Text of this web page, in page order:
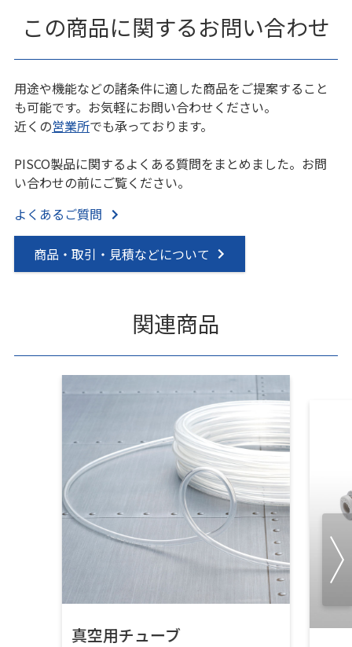
この商品に関するお問い合わせ
用途や機能などの諸条件に適した商品をご提案すること
も可能です。お気軽にお問い合わせください。
近くの営業所でも承っております。
PISCO製品に関するよくある質問をまとめました。お問
い合わせの前にご覧ください。
よくあるご質問
商品・取引・見積などについて
関連商品
真空用チューブ